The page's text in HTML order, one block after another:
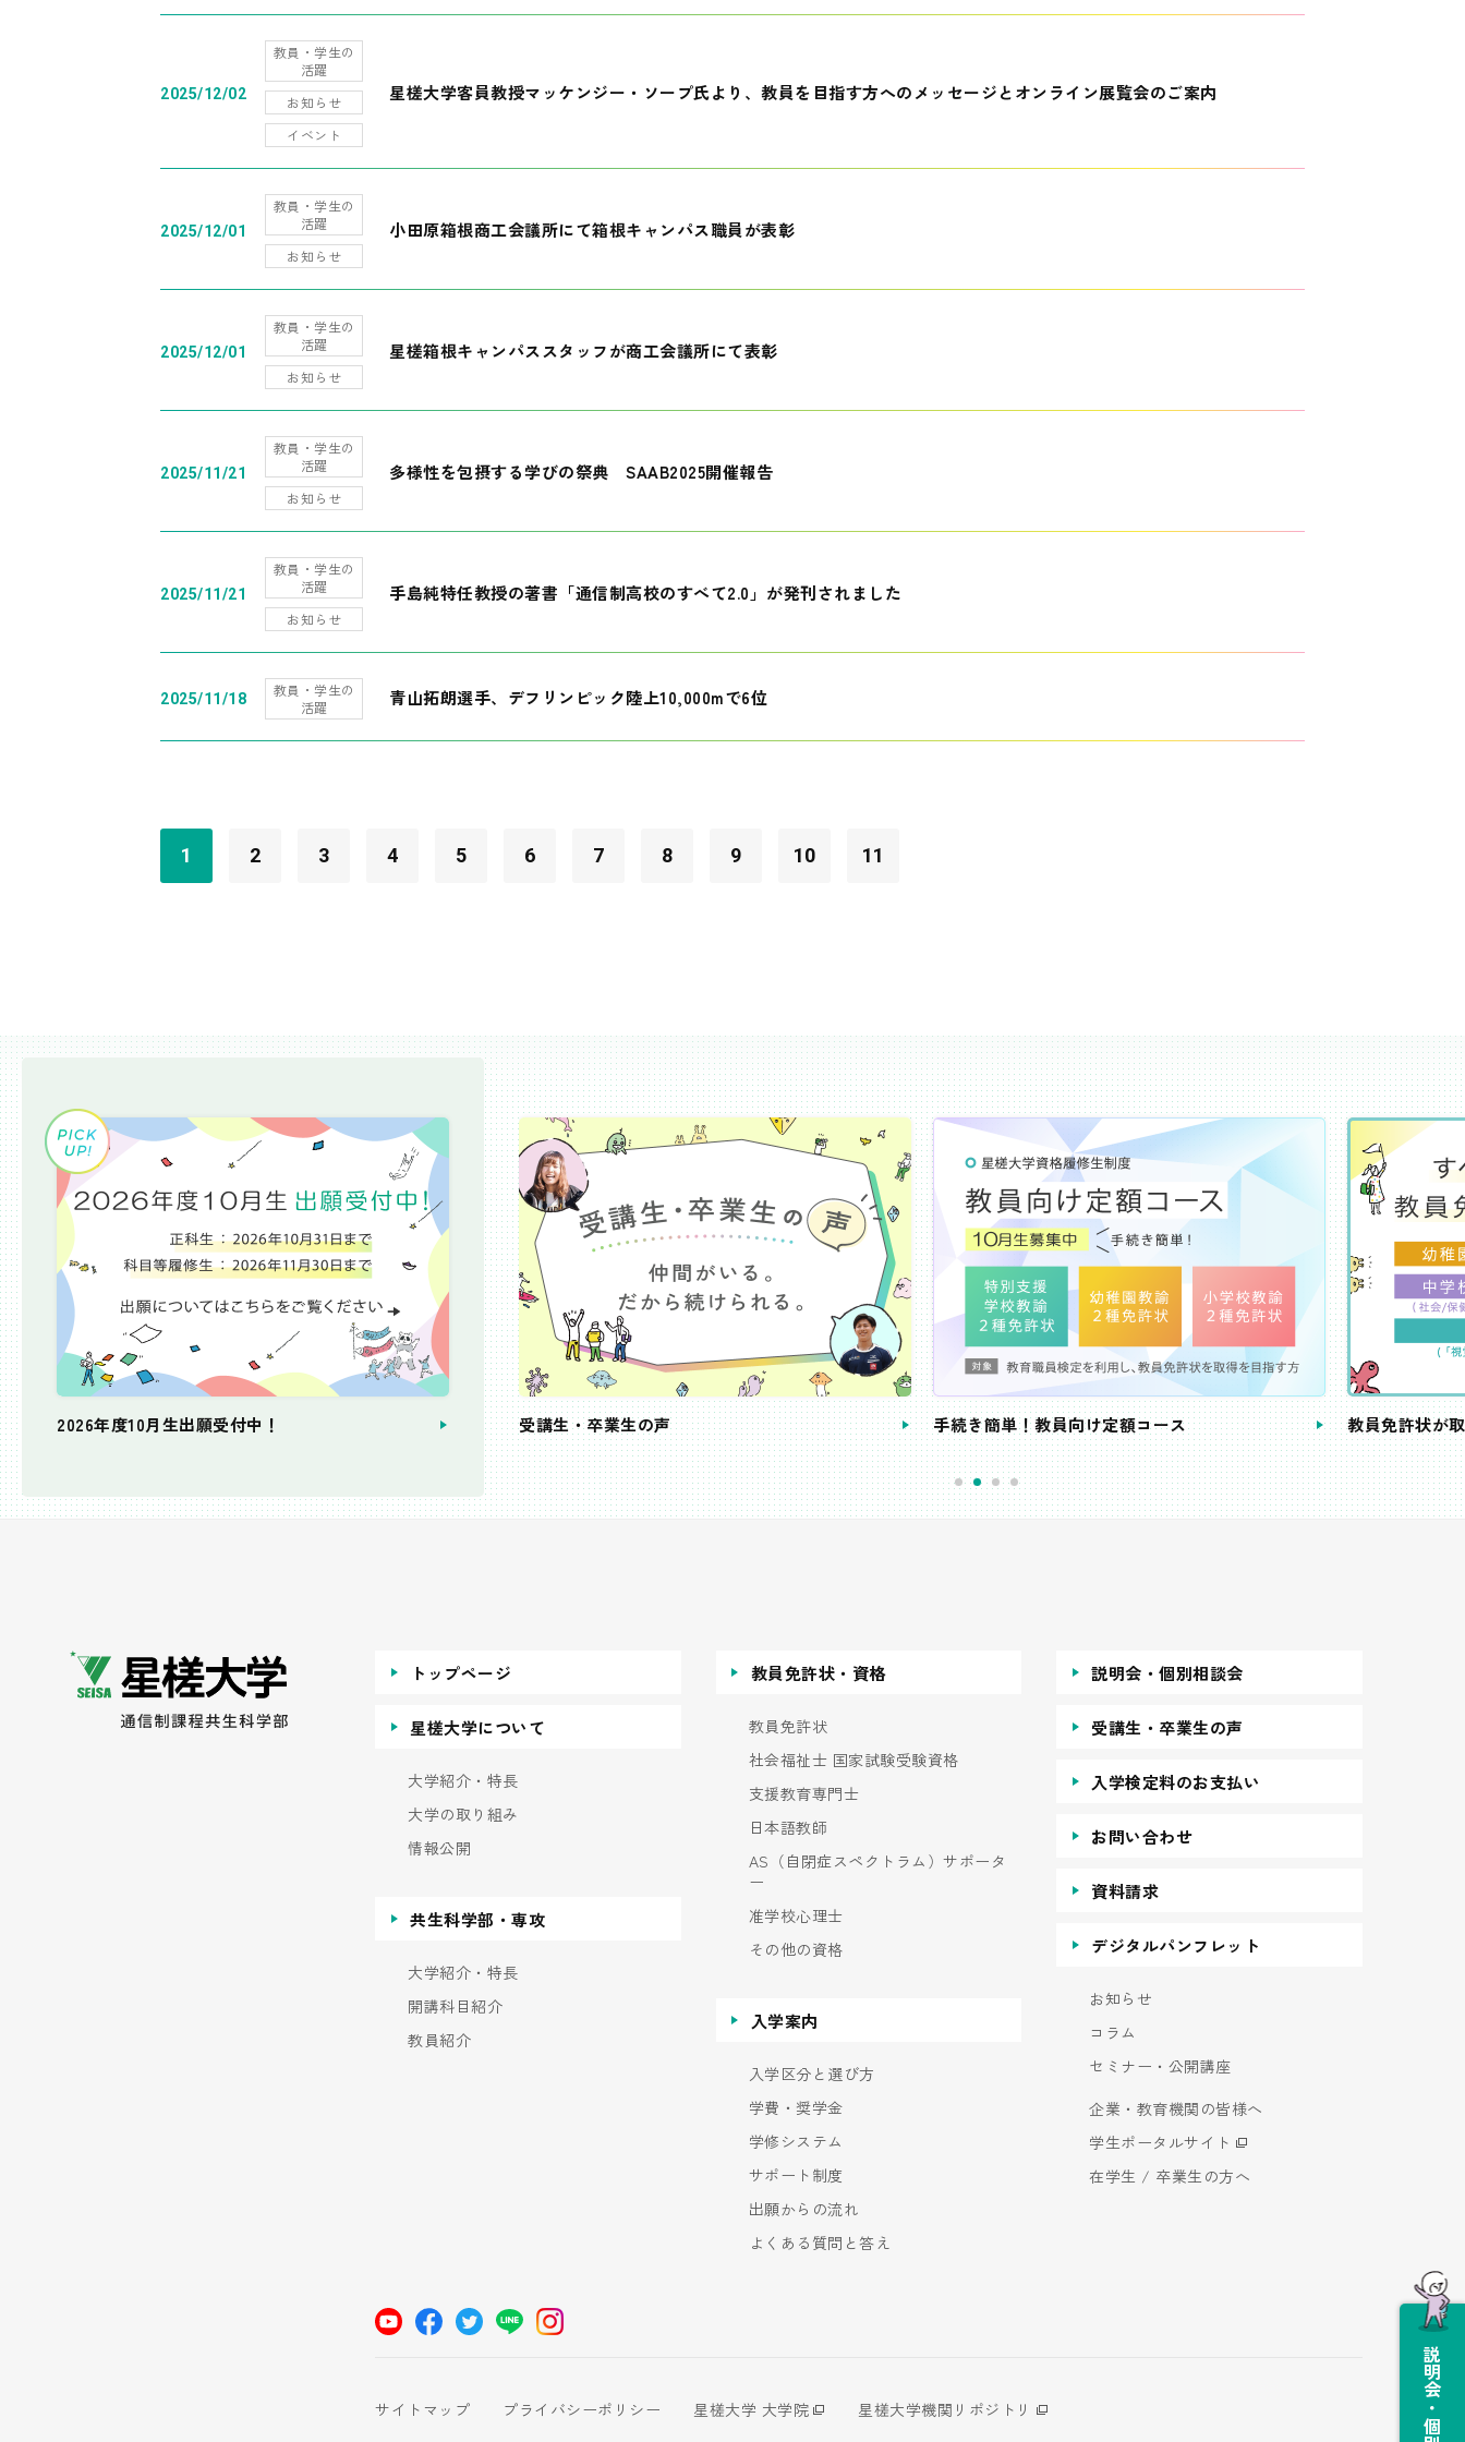
2025/12/02
教員・学生の
活躍
お知らせ
イベント
星槎大学客員教授マッケンジー・ソープ氏より、教員を目指す方へのメッセージとオンライン展覧会のご案内
2025/12/01
教員・学生の
活躍
お知らせ
小田原箱根商工会議所にて箱根キャンパス職員が表彰
2025/12/01
教員・学生の
活躍
お知らせ
星槎箱根キャンパススタッフが商工会議所にて表彰
2025/11/21
教員・学生の
活躍
お知らせ
多様性を包摂する学びの祭典 SAAB2025開催報告
2025/11/21
教員・学生の
活躍
お知らせ
手島純特任教授の著書「通信制高校のすべて2.0」が発刊されました
2025/11/18
教員・学生の
活躍
青山拓朗選手、デフリンピック陸上10,000mで6位
1 2 3 4 5 6 7 8 9 10 11
2026年度10月生出願受付中！
個別相談会 受講生・卒業生の声 手続き簡単！教員向け定額コース 教員免許状が
トップページ
星槎大学について
大学紹介・特長
大学の取り組み
情報公開
共生科学部・専攻
大学紹介・特長
開講科目紹介
教員紹介
教員免許状・資格
教員免許状
社会福祉士 国家試験受験資格
支援教育専門士
日本語教師
AS（自閉症スペクトラム）サポータ
ー
准学校心理士
その他の資格
入学案内
入学区分と選び方
学費・奨学金
学修システム
サポート制度
出願からの流れ
よくある質問と答え
説明会・個別相談会
受講生・卒業生の声
入学検定料のお支払い
お問い合わせ
資料請求
デジタルパンフレット
お知らせ
コラム
セミナー・公開講座
企業・教育機関の皆様へ
学生ポータルサイト
在学生 / 卒業生の方へ
サイトマップ プライバシーポリシー 星槎大学 大学院
星槎大学機関リポジトリ